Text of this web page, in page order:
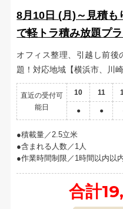
8月10日 (月)～見積
で軽トラ積み放題プ
オフィス整理、引越し前
題！対応地域【横浜市、川
直近の受付可
能日
10 11
● ●
積載量／2.5立米
含まれる人数／1人
作業時間制限／1時間以内以
合計